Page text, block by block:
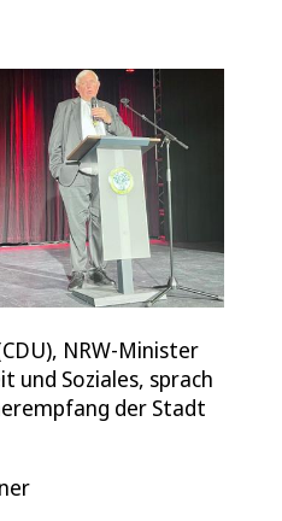
NRW-Minister
und Soziales, sprach
der Stadt